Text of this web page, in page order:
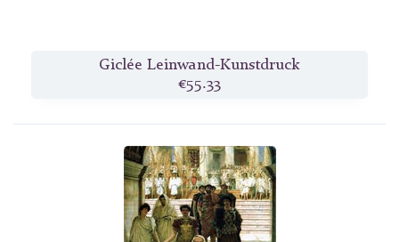
Giclée Leinwand-Kunstdruck
€55.33